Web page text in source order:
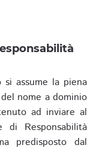
assume la piena
nome a dominio
ad inviare al
di Responsabilità
predisposto dal